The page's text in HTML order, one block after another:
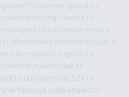
snow-guard.ru
demaholding.ruaalse.ru
perkoka.ru movie-one.ru
sibarchives.ruandreislyusar.ru
tor-lyubov-i-grom.ru
evro-dez.ru
avtopomosch27.ru
nertansaga.rudelanalad.ru